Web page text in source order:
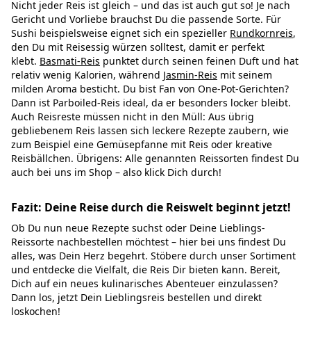
Nicht jeder Reis ist gleich – und das ist auch gut so! Je nach
Gericht und Vorliebe brauchst Du die passende Sorte. Für
Sushi beispielsweise eignet sich ein spezieller Rundkornreis,
den Du mit Reisessig würzen solltest, damit er perfekt
klebt. Basmati-Reis punktet durch seinen feinen Duft und hat
relativ wenig Kalorien, während Jasmin-Reis mit seinem
milden Aroma besticht. Du bist Fan von One-Pot-Gerichten?
Dann ist Parboiled-Reis ideal, da er besonders locker bleibt.
Auch Reisreste müssen nicht in den Müll: Aus übrig
gebliebenem Reis lassen sich leckere Rezepte zaubern, wie
zum Beispiel eine Gemüsepfanne mit Reis oder kreative
Reisbällchen. Übrigens: Alle genannten Reissorten findest Du
auch bei uns im Shop – also klick Dich durch!
Fazit: Deine Reise durch die Reiswelt beginnt jetzt!
Ob Du nun neue Rezepte suchst oder Deine Lieblings-
Reissorte nachbestellen möchtest – hier bei uns findest Du
alles, was Dein Herz begehrt. Stöbere durch unser Sortiment
und entdecke die Vielfalt, die Reis Dir bieten kann. Bereit,
Dich auf ein neues kulinarisches Abenteuer einzulassen?
Dann los, jetzt Dein Lieblingsreis bestellen und direkt
loskochen!